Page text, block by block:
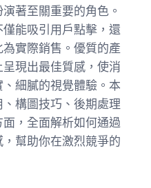
著至關重要的角色。
能吸引用戶點擊，還
實際銷售。優質的產
現出最佳質感，使消
細膩的視覺體驗。本
構圖技巧、後期處理
，全面解析如何通過
幫助你在激烈競爭的